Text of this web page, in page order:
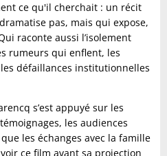
ce qu'il cherchait : un récit
pas, mais qui expose,
raconte aussi l’isolement
rumeurs qui enflent, les
défaillances institutionnelles
s’est appuyé sur les
les audiences
les échanges avec la famille
ce film avant sa projection